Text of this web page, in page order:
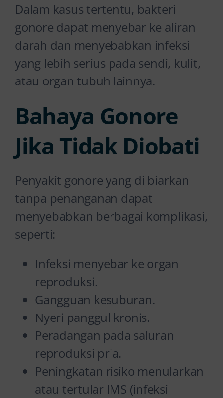
Dalam kasus tertentu, bakteri
gonore dapat menyebar ke aliran
darah dan menyebabkan infeksi
yang lebih serius pada sendi, kulit,
atau organ tubuh lainnya.
Bahaya Gonore
Jika Tidak Diobati
Penyakit gonore yang di biarkan
tanpa penanganan dapat
menyebabkan berbagai komplikasi,
seperti:
Infeksi menyebar ke organ
reproduksi.
Gangguan kesuburan.
Nyeri panggul kronis.
Peradangan pada saluran
reproduksi pria.
Peningkatan risiko menularkan
atau tertular IMS (infeksi